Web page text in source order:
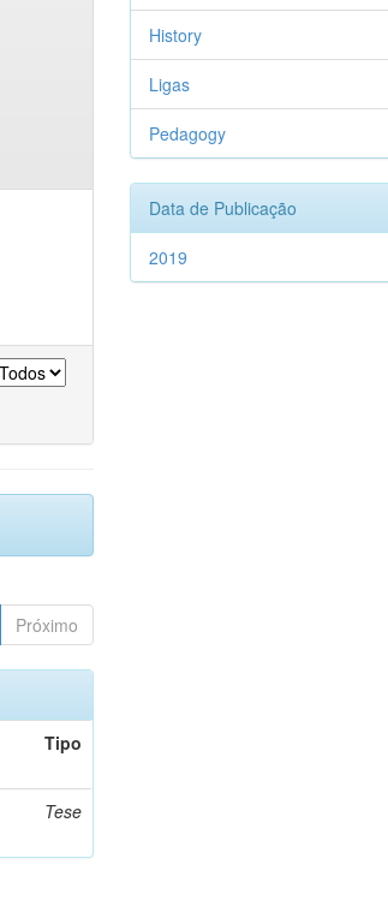
Próximo
Tipo
Tese
History
Ligas
Pedagogy
Data de Publicação
2019